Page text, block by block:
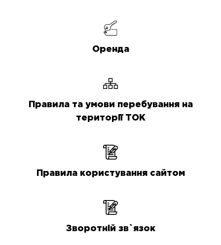
Оренда
Правила та умови перебування на
території ТОК
Правила користування сайтом
Зворотній зв`язок